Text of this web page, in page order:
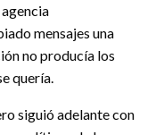
mensajes una
no producía los
quería.
siguió adelante con